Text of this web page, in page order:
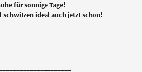
für sonnige Tage!
schwitzen ideal auch jetzt schon!